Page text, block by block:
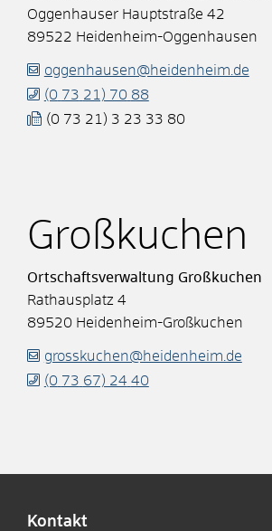
Oggenhauser Hauptstraße 42
89522 Heidenheim-Oggenhausen
oggenhausen@heidenheim.de
(0 73 21) 70 88
(0 73 21) 3 23 33 80
Großkuchen
Ortschaftsverwaltung Großkuchen
Rathausplatz 4
89520 Heidenheim-Großkuchen
grosskuchen@heidenheim.de
(0 73 67) 24 40
Kontakt